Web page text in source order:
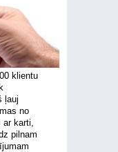
klientu
ļauj
no
karti,
pilnam